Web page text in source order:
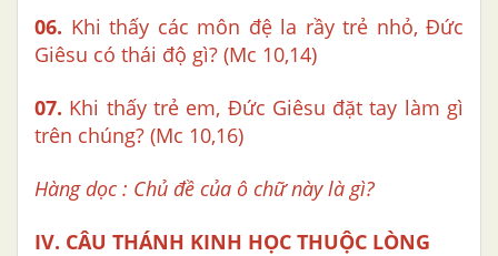
06. Khi thấy các môn đệ la rầy trẻ nhỏ, Đức
Giêsu có thái độ gì? (Mc 10,14)
07. Khi thấy trẻ em, Đức Giêsu đặt tay làm gì
trên chúng? (Mc 10,16)
Hàng dọc : Chủ đề của ô chữ này là gì?
IV. CÂU THÁNH KINH HỌC THUỘC LÒNG